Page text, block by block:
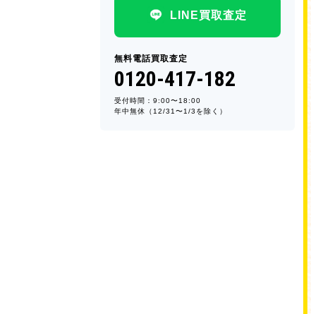
LINE買取査定
無料電話買取査定
0120-417-182
受付時間：9:00〜18:00
年中無休（12/31〜1/3を除く）